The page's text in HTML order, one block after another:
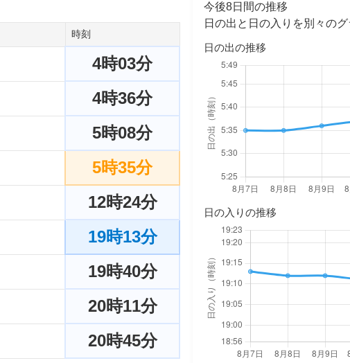
時刻
4時03分
4時36分
5時08分
5時35分
12時24分
19時13分
19時40分
20時11分
20時45分
今後8日間の推移
日の出と日の入りを別々のグ
日の出の推移
日の入りの推移